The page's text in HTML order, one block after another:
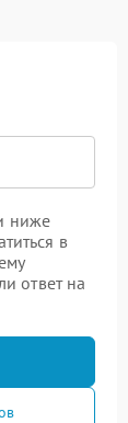
ниже
в
ответ на